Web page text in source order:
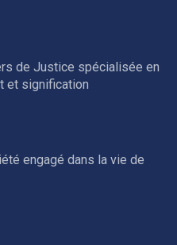
de Justice spécialisée en
et signification
engagé dans la vie de